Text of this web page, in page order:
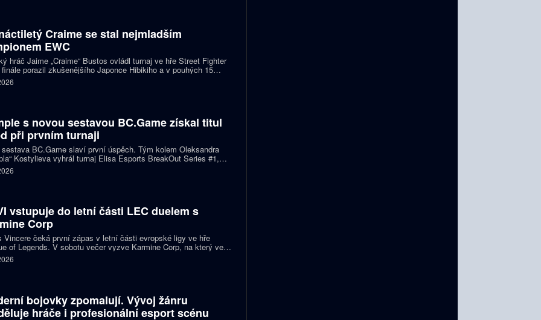
Craime se stal nejmladším
EWC
hráč Jaime „Craime“ Bustos ovládl turnaj ve hře Street Fighter
porazil zkušenějšího Japonce Hibikiho a v pouhých 15
se stal nejmladším vítězem v historii Esports World Cupu.
s novou sestavou BC.Game získal titul
při prvním turnaji
sestava BC.Game slaví první úspěch. Tým kolem Oleksandra
Kostylieva vyhrál turnaj Elisa Esports BreakOut Series #1,
finále porazil ENCE 2:0. Rozhodující mapa dospěla do
v němž ukrajinská hvězda předvedla klíčovou akci.
vstupuje do letní části LEC duelem s
Corp
Vincere čeká první zápas v letní části evropské ligy ve hře
of Legends. V sobotu večer vyzve Karmine Corp, na který ve
předchozích vzájemných sériích nestačil. Oba celky zároveň
o jedno ze tří míst na letošním světovém šampionátu.
bojovky zpomalují. Vývoj žánru
hráče i profesionální esport scénu